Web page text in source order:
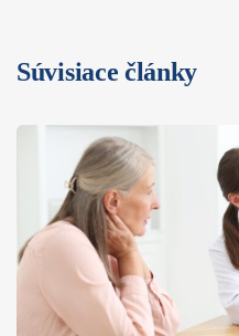
Súvisiace články